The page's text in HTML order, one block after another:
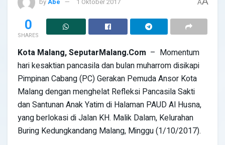
A
0
SHARES
Kota Malang,SeputarMalang.Com – Momentum
hari kesaktian pancasila dan bulan muharrom disikapi
Pimpinan Cabang (PC) Gerakan Pemuda Ansor Kota
Malang dengan menghelat Refleksi Pancasila Sakti
dan Santunan Anak Yatim di Halaman PAUD Al Husna,
yang berlokasi di Jalan KH. Malik Dalam, Kelurahan
Buring Kedungkandang Malang, Minggu (1/10/2017).